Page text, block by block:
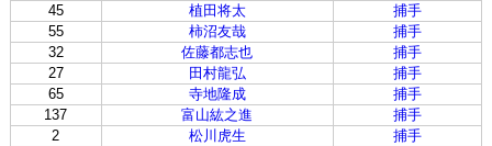
45
植田将太
捕手
55
柿沼友哉
捕手
32
佐藤都志也
捕手
27
田村龍弘
捕手
65
寺地隆成
捕手
137
富山紘之進
捕手
2
松川虎生
捕手